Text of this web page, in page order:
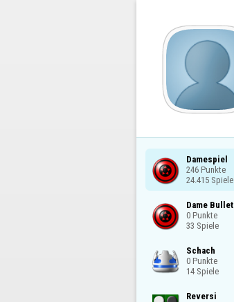
Damespiel
246 Punkte
24.415 Spiele
Dame Bullet
0 Punkte
33 Spiele
Schach
0 Punkte
14 Spiele
Reversi